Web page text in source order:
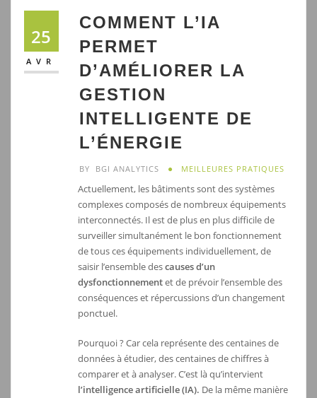
25
AVR
COMMENT L’IA
PERMET
D’AMÉLIORER LA
GESTION
INTELLIGENTE DE
L’ÉNERGIE
BY BGI ANALYTICS MEILLEURES PRATIQUES
Actuellement, les bâtiments sont des systèmes
complexes composés de nombreux équipements
interconnectés. Il est de plus en plus difficile de
surveiller simultanément le bon fonctionnement
de tous ces équipements individuellement, de
saisir l’ensemble descauses d’un
dysfonctionnementet de prévoir l’ensemble des
conséquences et répercussions d’un changement
ponctuel.
Pourquoi ? Car cela représente des centaines de
données à étudier, des centaines de chiffres à
comparer et à analyser. C’est là qu’intervient
l’intelligence artificielle (IA). De la même manière